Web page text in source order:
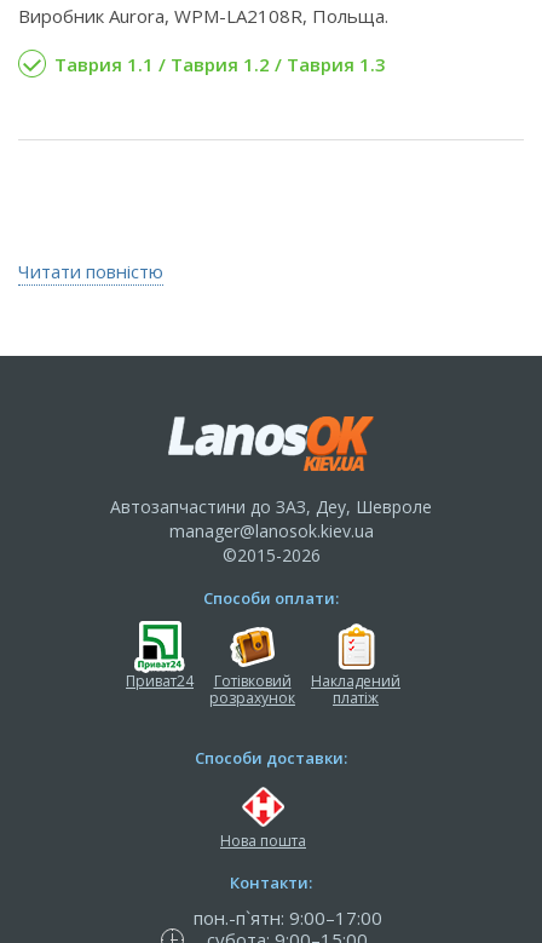
Виробник Aurora, WPM-LA2108R, Польща.
Таврия 1.1 / Таврия 1.2 / Таврия 1.3
Читати повністю
Автозапчастини до ЗАЗ, Деу, Шевроле
manager@lanosok.kiev.ua
©2015-2026
Способи оплати:
Приват24
Готівковий
розрахунок
Накладений
платіж
Способи доставки:
Нова пошта
Контакти:
пон.-п`ятн: 9:00–17:00